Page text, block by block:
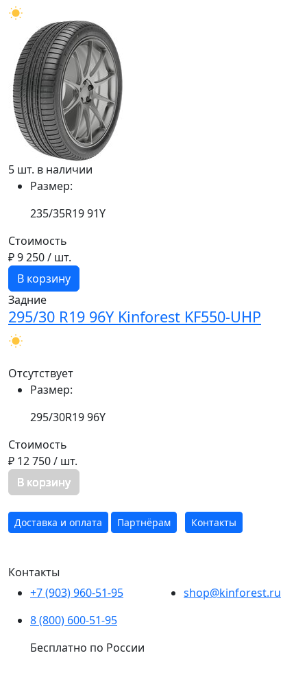
5 шт. в наличии
Размер:
235/35R19 91Y
Стоимость
₽ 9 250/ шт.
В корзину
Задние
295/30 R19 96Y Kinforest KF550-UHP
Отсутствует
Размер:
295/30R19 96Y
Стоимость
₽ 12 750/ шт.
В корзину
Доставка и оплата Партнёрам Контакты
Контакты
+7 (903) 960-51-95
8 (800) 600-51-95
Бесплатно по России
shop@kinforest.ru